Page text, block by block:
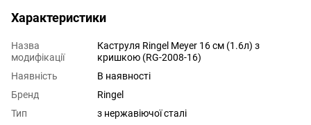
Характеристики
Назва
модифікації
Каструля Ringel Meyer 16 см (1.6л) з
кришкою (RG-2008-16)
Наявність
В наявності
Бренд
Ringel
Тип
з нержавіючої сталі